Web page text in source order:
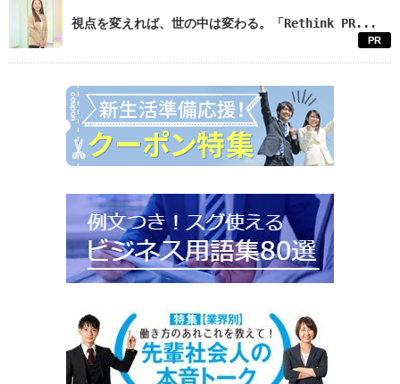
視点を変えれば、世の中は変わる。「Rethink PR...
PR